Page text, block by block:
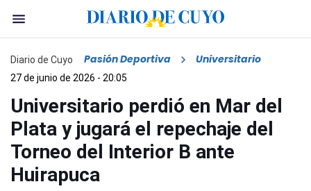
Diario de Cuyo Pasión Deportiva Universitario
27 de junio de 2026 - 20:05
Universitario perdió en Mar del
Plata y jugará el repechaje del
Torneo del Interior B ante
Huirapuca